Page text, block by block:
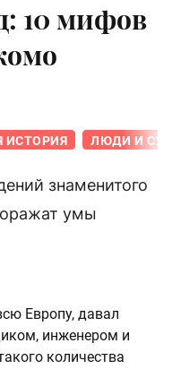
10 мифов
ИСТОРИЯ ЛЮДИ И
знаменитого
умы
Европу, давал
инженером и
количества